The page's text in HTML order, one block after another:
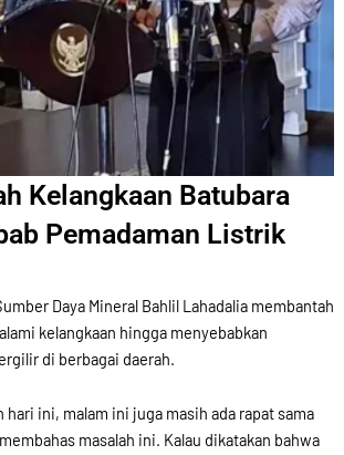
Kelangkaan Batubara
Pemadaman Listrik
Daya Mineral Bahlil Lahadalia membantah
kelangkaan hingga menyebabkan
di berbagai daerah.
hari ini, malam ini juga masih ada rapat sama
masalah ini. Kalau dikatakan bahwa